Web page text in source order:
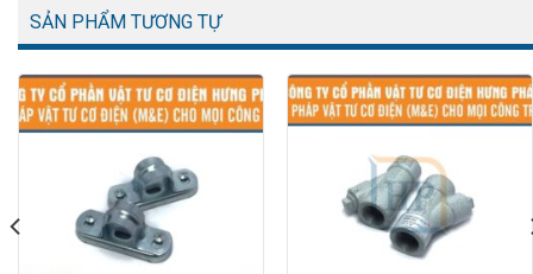
SẢN PHẨM TƯƠNG TỰ